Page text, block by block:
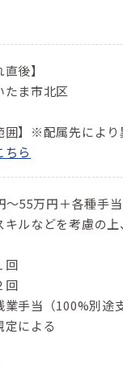
後】
たま市北区
囲】※配属先により
ちら
～55万円＋各種手当
ルなどを考慮の
回
回
業手当（100%別途
による